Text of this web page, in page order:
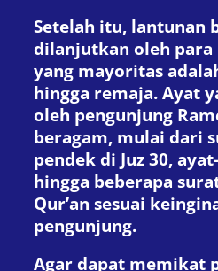
Setelah itu, lantunan
dilanjutkan oleh para
yang mayoritas
hingga remaja. Ayat
oleh pengunjung
beragam, mulai dari
pendek di Juz 30,
hingga beberapa
Qur’an sesuai
pengunjung.
Agar dapat memikat